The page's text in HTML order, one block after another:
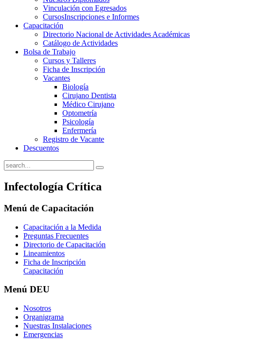
Vinculación con Egresados
CursosInscripciones e Informes
Capacitación
Directorio Nacional de Actividades Académicas
Catálogo de Actividades
Bolsa de Trabajo
Cursos y Talleres
Ficha de Inscripción
Vacantes
Biología
Cirujano Dentista
Médico Cirujano
Optometría
Psicología
Enfermería
Registro de Vacante
Descuentos
Infectología Crítica
Menú de Capacitación
Capacitación a la Medida
Preguntas Frecuentes
Directorio de Capacitación
Lineamientos
Ficha de Inscripción
Capacitación
Menú DEU
Nosotros
Organigrama
Nuestras Instalaciones
Emergencias